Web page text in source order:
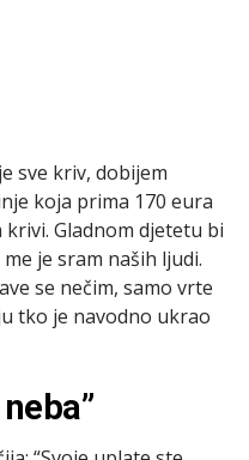
sve kriv, dobijem
koja prima 170 eura
Gladnom djetetu bi
je sram naših ljudi.
se nečim, samo vrte
tko je navodno ukrao